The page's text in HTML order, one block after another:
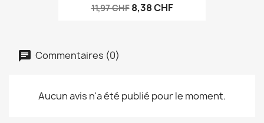
11,97 CHF 8,38 CHF
Commentaires (0)
Aucun avis n'a été publié pour le moment.